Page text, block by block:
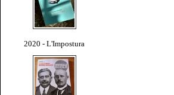
2020 - L'Impostura